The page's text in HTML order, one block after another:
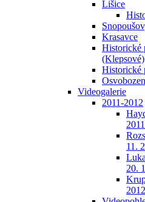
Lišice
Krasavce
Historické
(Klepsové)
Historické
Videogalerie
2011-2012
2011
11.
20.
2012